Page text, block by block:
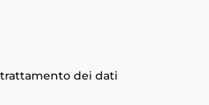
dei dati